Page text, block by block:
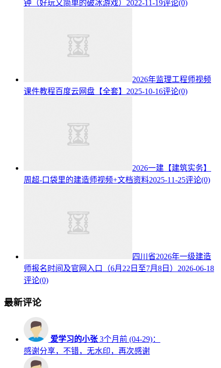
钟（好玩又简单的破冰游戏） 2022-11-19评论(0)
2026年监理工程师视频
课件教程百度云网盘【全套】 2025-10-16评论(0)
2026一建【建筑实务】
周超-口袋里的建造师视频+文档资料2025-11-25评论(0)
四川省2026年一级建造
师报名时间及官网入口（6月22日至7月8日） 2026-06-18
评论(0)
最新评论
爱学习的小张 3个月前 (04-29)：
感谢分享，不错，无水印，再次感谢